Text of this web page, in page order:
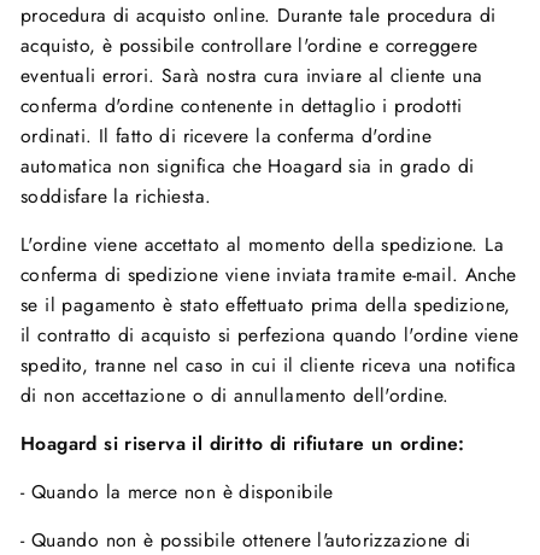
procedura di acquisto online. Durante tale procedura di
acquisto, è possibile controllare l'ordine e correggere
eventuali errori. Sarà nostra cura inviare al cliente una
conferma d'ordine contenente in dettaglio i prodotti
ordinati. Il fatto di ricevere la conferma d'ordine
automatica non significa che Hoagard sia in grado di
soddisfare la richiesta.
L'ordine viene accettato al momento della spedizione. La
conferma di spedizione viene inviata tramite e-mail. Anche
se il pagamento è stato effettuato prima della spedizione,
il contratto di acquisto si perfeziona quando l'ordine viene
spedito, tranne nel caso in cui il cliente riceva una notifica
di non accettazione o di annullamento dell'ordine.
Hoagard si riserva il diritto di rifiutare un ordine:
- Quando la merce non è disponibile
- Quando non è possibile ottenere l'autorizzazione di